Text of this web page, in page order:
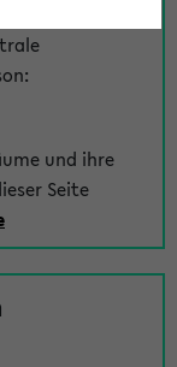
eKVV
und ihre
Seite